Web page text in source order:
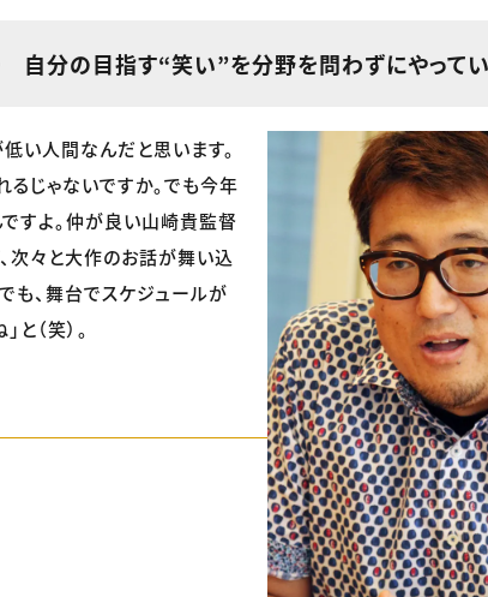
自分の目指す“笑い”を分野を問わずにやって
い人間なんだと思います。
るじゃないですか。でも今年
すよ。仲が良い山崎貴監督
、次々と大作のお話が舞い込
も、舞台でスケジュールが
と（笑）。